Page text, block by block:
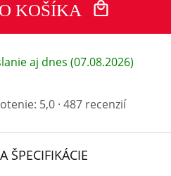
KOŠÍKA
aj dnes (07.08.2026)
5,0 · 487 recenzií
ŠPECIFIKÁCIE